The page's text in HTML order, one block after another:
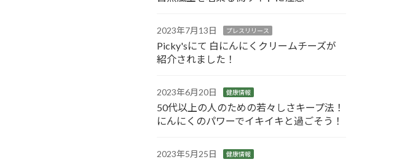
2023年7月13日 プレスリリース
Picky'sにて 白にんにくクリームチーズが
紹介されました！
2023年6月20日 健康情報
50代以上の人のための若々しさキープ法！
にんにくのパワーでイキイキと過ごそう！
2023年5月25日 健康情報